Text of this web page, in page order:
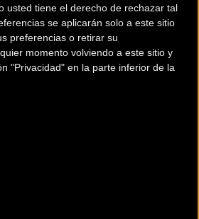
usted tiene el derecho de rechazar tal
se aplicarán solo a este sitio
preferencias o retirar su
momento volviendo a este sitio y
"Privacidad" en la parte inferior de la
la Noticia
¡Ya puedes escribir el tuyo!